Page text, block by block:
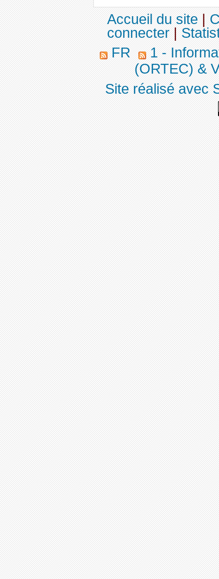
Accueil du site|
connecter|
FR
1 -
(ORTEC) &
Site réalisé avec